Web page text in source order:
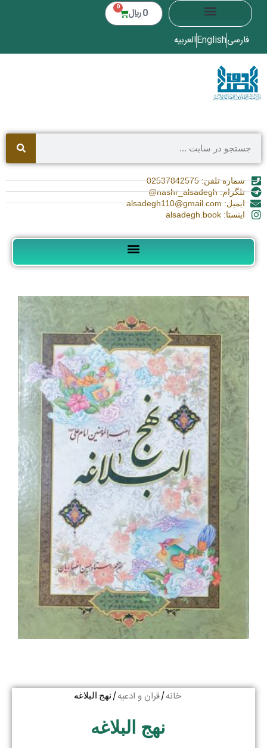
0 ﷼ 0
فارسیEnglishالعربیه
شماره تلفن: 02537842575
تلگرام: nashr_alsadegh@
ایمیل: alsadegh110@gmail.com
اینستا: alsadegh.book
خانه/ قران و ادعیه/ نهج البلاغه
نهج البلاغه